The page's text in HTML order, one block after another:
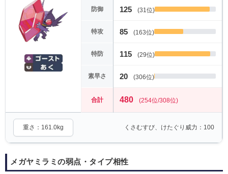
防御 125 (31位)
特攻 85 (163位)
特防 115 (29位)
素早さ 20 (306位)
合計 480 (254位/308位)
重さ：161.0kg くさむすび、けたぐり威力：100
メガヤミラミの弱点・タイプ相性